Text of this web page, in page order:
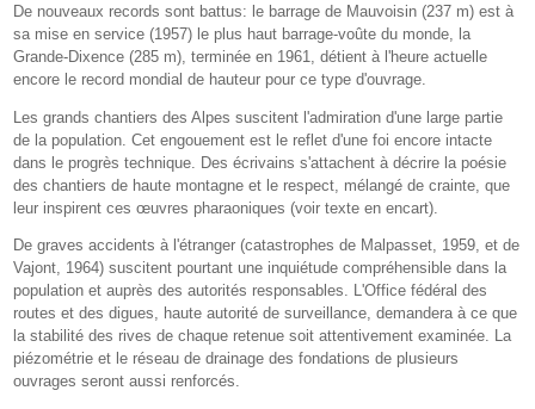
De nouveaux records sont battus: le barrage de Mauvoisin (237 m) est à
sa mise en service (1957) le plus haut barrage-voûte du monde, la
Grande-Dixence (285 m), terminée en 1961, détient à l'heure actuelle
encore le record mondial de hauteur pour ce type d'ouvrage.
Les grands chantiers des Alpes suscitent l'admiration d'une large partie
de la population. Cet engouement est le reflet d'une foi encore intacte
dans le progrès technique. Des écrivains s'attachent à décrire la poésie
des chantiers de haute montagne et le respect, mélangé de crainte, que
leur inspirent ces œuvres pharaoniques (voir texte en encart).
De graves accidents à l'étranger (catastrophes de Malpasset, 1959, et de
Vajont, 1964) suscitent pourtant une inquiétude compréhensible dans la
population et auprès des autorités responsables. L'Office fédéral des
routes et des digues, haute autorité de surveillance, demandera à ce que
la stabilité des rives de chaque retenue soit attentivement examinée. La
piézométrie et le réseau de drainage des fondations de plusieurs
ouvrages seront aussi renforcés.